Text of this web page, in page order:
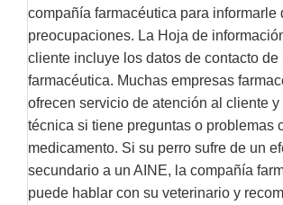
compañía farmacéutica para informarle
preocupaciones. La Hoja de
cliente incluye los datos de contacto de
farmacéutica. Muchas empresas
ofrecen servicio de atención al cliente y
técnica si tiene preguntas o problemas
medicamento. Si su perro sufre de un
secundario a un AINE, la compañía
puede hablar con su veterinario y